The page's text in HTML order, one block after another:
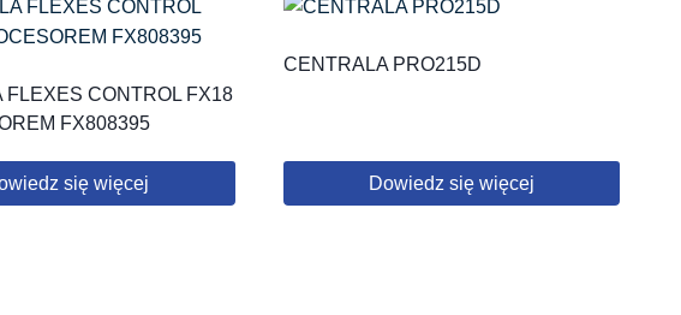
FLEXES CONTROL FX18
FX808395
się więcej
CENTRALA PRO215D
Dowiedz się więcej